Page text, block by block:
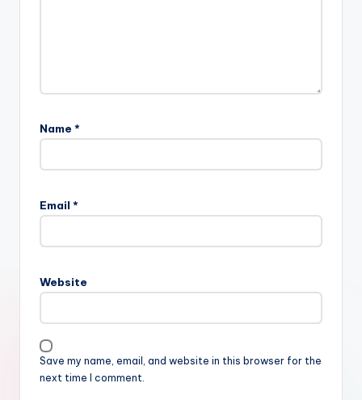
Name *
Email *
Website
Save my name, email, and website in this browser for the
next time I comment.